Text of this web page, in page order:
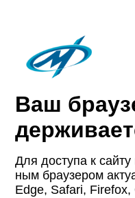
Ваш
Для доступа к
ным браузером
Edge, Safari, Firefox,